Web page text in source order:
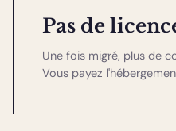
Pas de
Une fois migré, plus de
Vous payez